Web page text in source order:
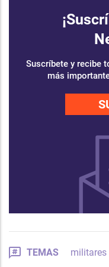
Suscríbete y recibe
más
TEMAS militares